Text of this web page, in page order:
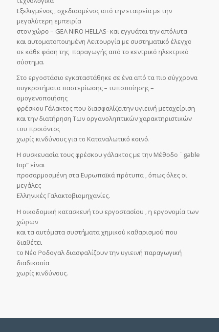
Εξελιγμένος , σχεδιασμένος από την εταιρεία με την
μεγαλύτερη εμπειρία
στον χώρο – GEA NIRO HELLAS- και εγγυάται την απόλυτα
και αυτοματοποιημένη Λειτουργία με συστηματικό έλεγχο
σε κάθε φάση της παραγωγής από το κεντρικό ηλεκτρικό
σύστημα.
Στο εργοστάσιο εγκαταστάθηκε σε ένα από τα πιο σύγχρονα
συγκροτήματα παστερίωσης – τυποποίησης –
ομογενοποιήσης
φρέσκου Γάλακτος που διασφαλίζειτην υγιεινή μεταχείριση
και την διατήρηση Των οργανοληπτικών χαρακτηριστικών
του προϊόντος
χωρίς κινδύνους για το Καταναλωτικό κοινό.
Η συσκευασία τους φρέσκου γάλακτος με την Μέθοδο ¨gable
top” είναι
προσαρμοσμένη στα Ευρωπαϊκά πρότυπα , όπως όλες οι
μεγάλες
Ελληνικές Γαλακτοβιομηχανίες.
Η οικοδομική κατασκευή του εργοστασίου , η εργονομία των
χώρων
και τα αυτόματα συστήματα χημικού καθαρισμού που
διαθέτει
το Νέο Ροδογαλ διασφαλίζουν την υγιεινή παραγωγική
διαδικασία
χωρίς κινδύνους.